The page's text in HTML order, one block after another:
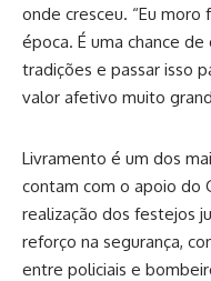
onde cresceu. “Eu
época. É uma chance
tradições e passar isso
valor afetivo muito
Livramento é um dos
contam com o apoio do
realização dos festejos
reforço na segurança,
entre policiais e